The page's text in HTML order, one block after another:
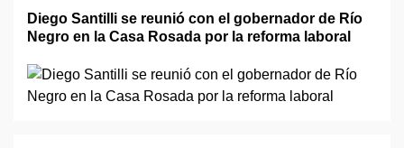
Diego Santilli se reunió con el gobernador de Río
Negro en la Casa Rosada por la reforma laboral